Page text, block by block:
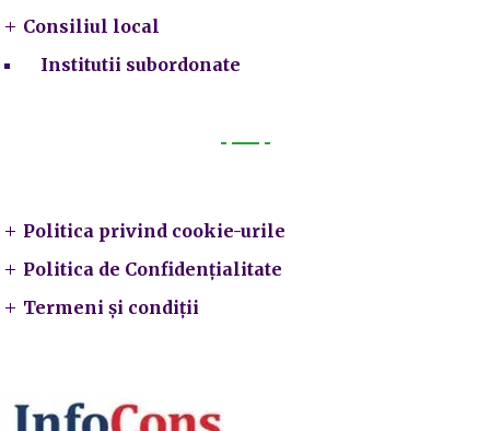
Consiliul local
Institutii subordonate
Politica privind cookie-urile
Politica de Confidențialitate
Termeni și condiții